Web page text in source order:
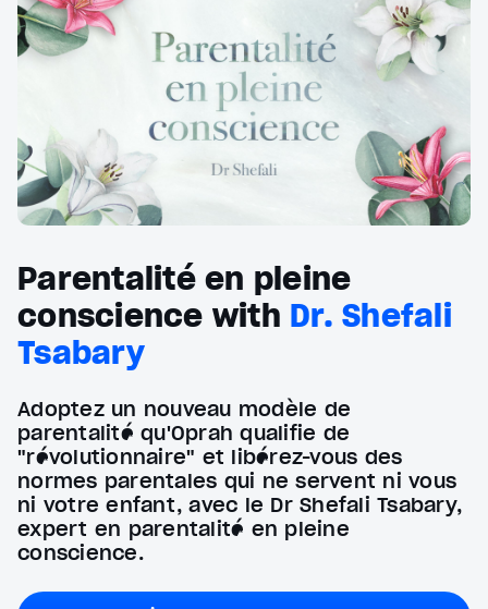
Parentalité en pleine
conscience with Dr. Shefali
Tsabary
Adoptez un nouveau modèle de
parentalité qu'Oprah qualifie de
"révolutionnaire" et libérez-vous des
normes parentales qui ne servent ni vous
ni votre enfant, avec le Dr Shefali Tsabary,
expert en parentalité en pleine
conscience.